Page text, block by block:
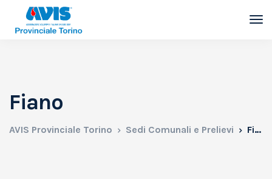
Fiano
AVIS Provinciale Torino Sedi Comunali e Prelievi Fiano